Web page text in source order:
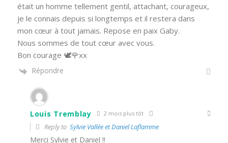
était un homme tellement gentil, attachant, courageux,
je le connais depuis si longtemps et il restera dans
mon cœur à tout jamais. Repose en paix Gaby.
Nous sommes de tout cœur avec vous.
Bon courage 🕊️🌹xx
Répondre
Louis Tremblay 2 mois plus tôt
Reply to Sylvie Vallée et Daniel Laflamme
Merci Sylvie et Daniel !!